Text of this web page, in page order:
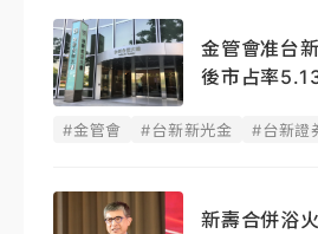
金管會准台
後市占率
#金管會 #台新新光金 #台新證
新壽合併浴